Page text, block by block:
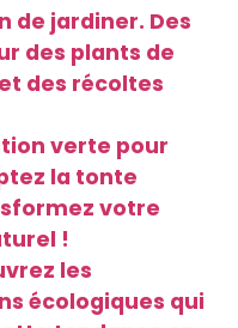
de jardiner. Des
des plants de
des récoltes
verte pour
la tonte
votre
!
les
écologiques qui